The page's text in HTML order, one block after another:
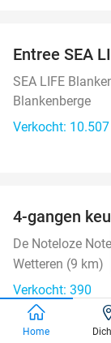
Entree SEA
SEA LIFE
Blankenberge
Verkocht: 10.507
4-gangen
De Noteloze
Wetteren (9 km)
Verkocht: 390
Home